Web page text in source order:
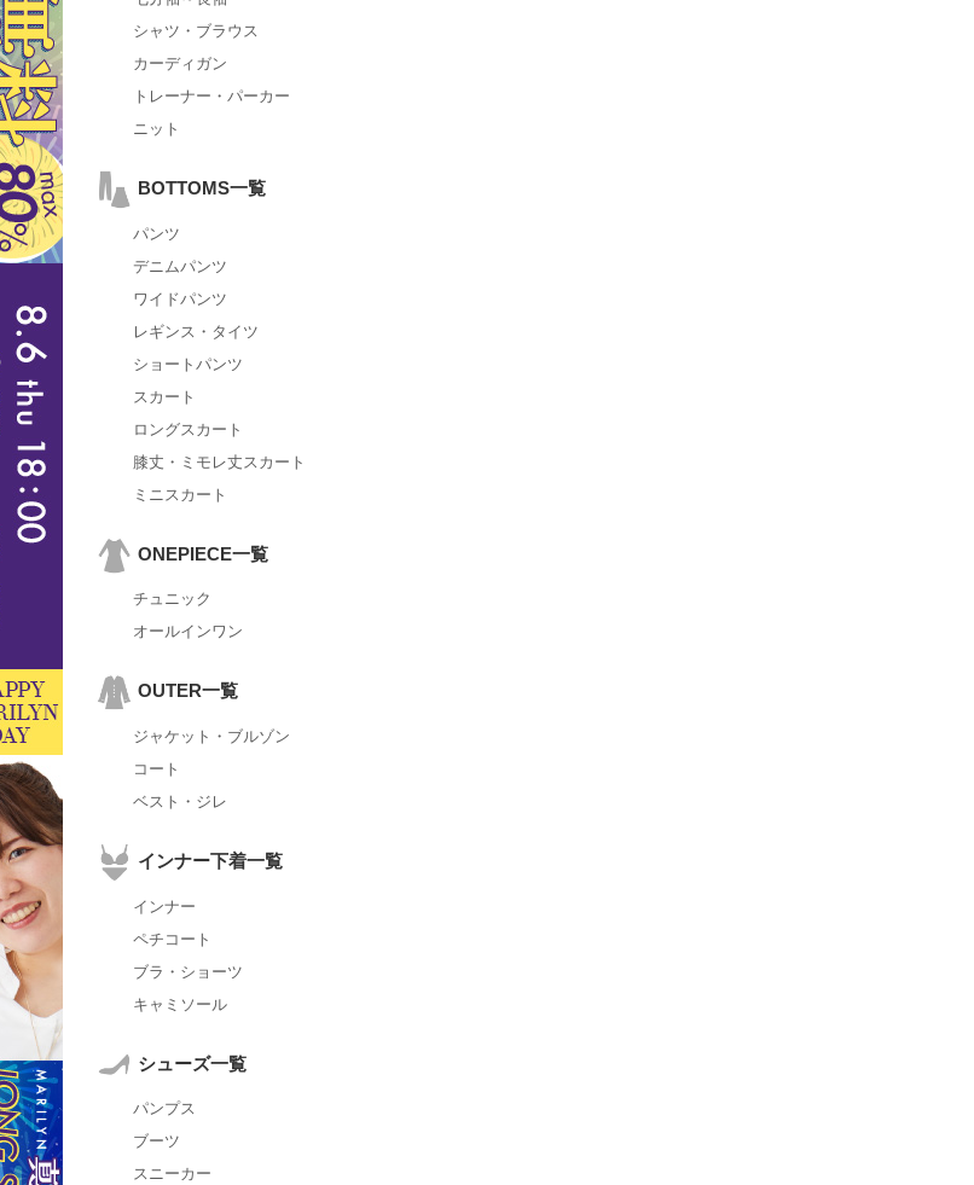
シャツ・ブラウス
カーディガン
トレーナー・パーカー
ニット
BOTTOMS一覧
パンツ
デニムパンツ
ワイドパンツ
レギンス・タイツ
ショートパンツ
スカート
ロングスカート
膝丈・ミモレ丈スカート
ミニスカート
ONEPIECE一覧
チュニック
オールインワン
OUTER一覧
ジャケット・ブルゾン
コート
ベスト・ジレ
インナー下着一覧
インナー
ペチコート
ブラ・ショーツ
キャミソール
シューズ一覧
パンプス
ブーツ
スニーカー